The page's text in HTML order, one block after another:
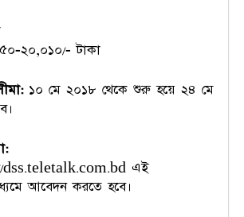
২০,০১০/- টাকা
১০ মে ২০১৮ থেকে শুরু হয়ে ২৪ মে
dss.teletalk.com.bd এই
আবেদন করতে হবে।